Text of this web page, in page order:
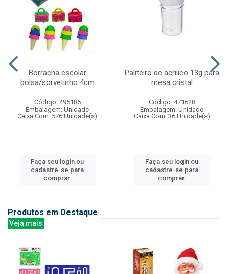
Borracha escolar
bolsa/sorvetinho 4cm
Código: 495186
Embalagem: Unidade
Caixa Com: 576 Unidade(s)
Faça seu login ou
cadastre-se para
comprar.
Paliteiro de acrilico 13g para
mesa cristal
Código: 471628
Embalagem: Unidade
Caixa Com: 36 Unidade(s)
Faça seu login ou
cadastre-se para
comprar.
Produtos em Destaque
Veja mais